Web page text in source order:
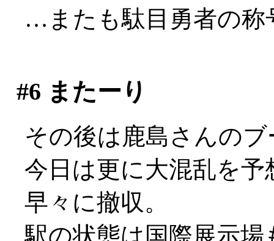
…またも駄目勇者の
#6 またーり
その後は鹿島さんの
今日は更に大混乱を
早々に撤収。
駅の状態は国際展示